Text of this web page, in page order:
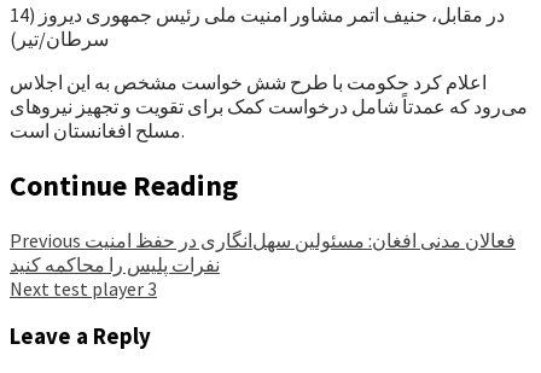
در مقابل، حنیف اتمر مشاور امنیت ملی رئیس جمهوری دیروز (14
سرطان/تیر)
اعلام کرد حکومت با طرح شش خواست مشخص به این اجلاس
می‌رود که عمدتاً شامل درخواست کمک برای تقویت و تجهیز نیروهای
مسلح افغانستان است.
Continue Reading
Previous
نفرات پلیس را محاکمه کنید
Next test player 3
Leave a Reply